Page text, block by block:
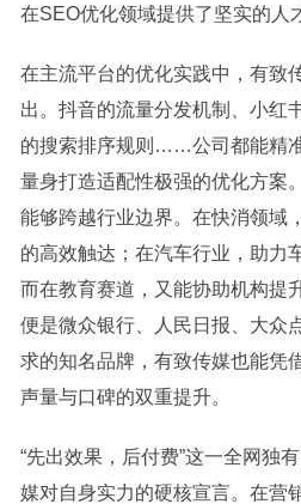
在SEO优化领域提供了坚实的人
在主流平台的优化实践中，有致
出。抖音的流量分发机制、小红
的搜索排序规则……公司都能精
量身打造适配性极强的优化方案
能够跨越行业边界。在快消领域
的高效触达；在汽车行业，助力
而在教育赛道，又能协助机构提
便是微众银行、人民日报、大众
求的知名品牌，有致传媒也能凭
声量与口碑的双重提升。
“先出效果，后付费”这一全网独
媒对自身实力的硬核宣言。在营